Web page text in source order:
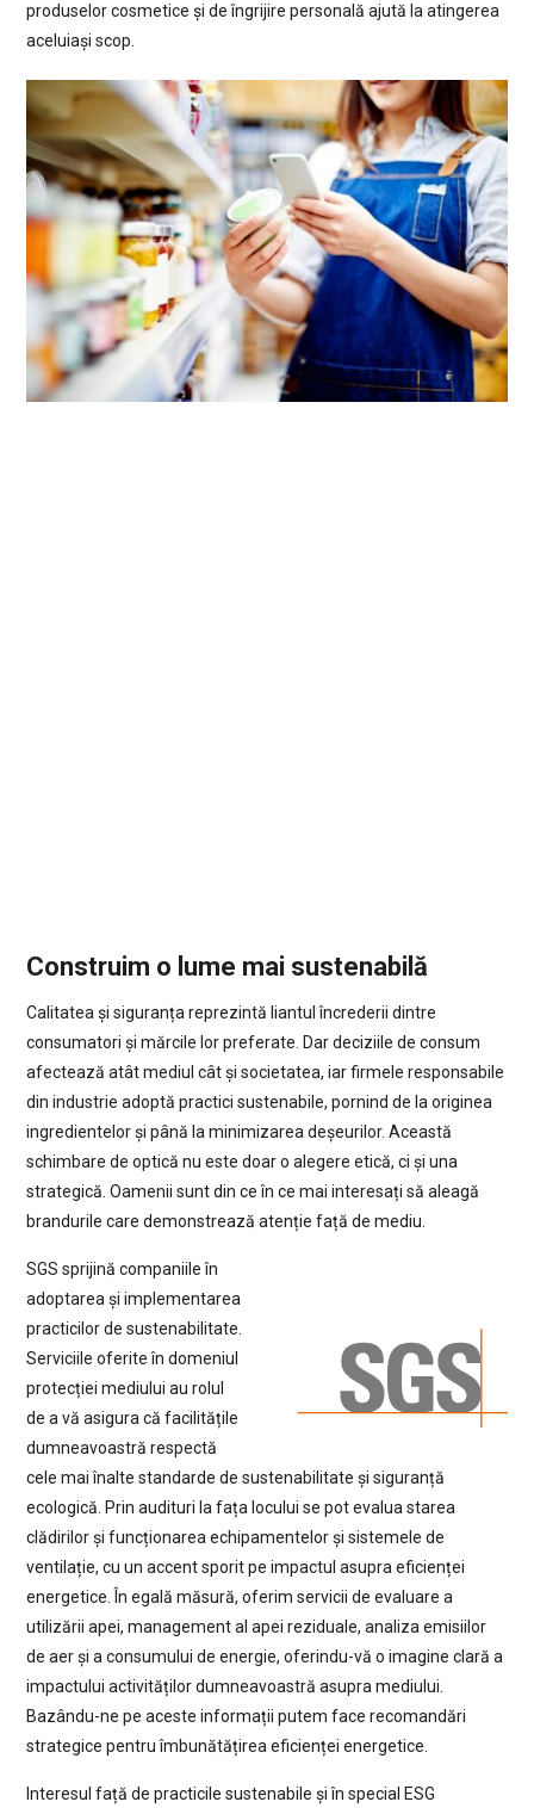
produselor cosmetice și de îngrijire personală ajută la atingerea
aceluiași scop.
Construim o lume mai sustenabilă
Calitatea și siguranța reprezintă liantul încrederii dintre
consumatori și mărcile lor preferate. Dar deciziile de consum
afectează atât mediul cât și societatea, iar firmele responsabile
din industrie adoptă practici sustenabile, pornind de la originea
ingredientelor și până la minimizarea deșeurilor. Această
schimbare de optică nu este doar o alegere etică, ci și una
strategică. Oamenii sunt din ce în ce mai interesați să aleagă
brandurile care demonstrează atenție față de mediu.
SGS sprijină companiile în
adoptarea și implementarea
practicilor de sustenabilitate.
Serviciile oferite în domeniul
protecției mediului au rolul
de a vă asigura că facilitățile
dumneavoastră respectă
cele mai înalte standarde de sustenabilitate și siguranță
ecologică. Prin audituri la fața locului se pot evalua starea
clădirilor și funcționarea echipamentelor și sistemele de
ventilație, cu un accent sporit pe impactul asupra eficienței
energetice. În egală măsură, oferim servicii de evaluare a
utilizării apei, management al apei reziduale, analiza emisiilor
de aer și a consumului de energie, oferindu-vă o imagine clară a
impactului activităților dumneavoastră asupra mediului.
Bazându-ne pe aceste informații putem face recomandări
strategice pentru îmbunătățirea eficienței energetice.
Interesul față de practicile sustenabile și în special ESG